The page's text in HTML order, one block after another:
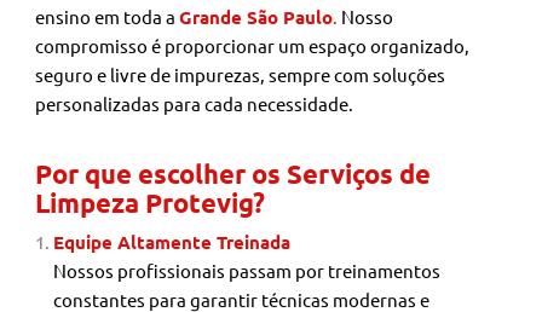
ensino em toda aGrande São Paulo Nosso
compromisso é proporcionar um espaço organizado,
seguro e livre de impurezas, sempre com soluções
personalizadas para cada necessidade.
Por que escolher os Serviços de
Limpeza Protevig?
Equipe Altamente Treinada
Nossos profissionais passam por treinamentos
constantes para garantir técnicas modernas e